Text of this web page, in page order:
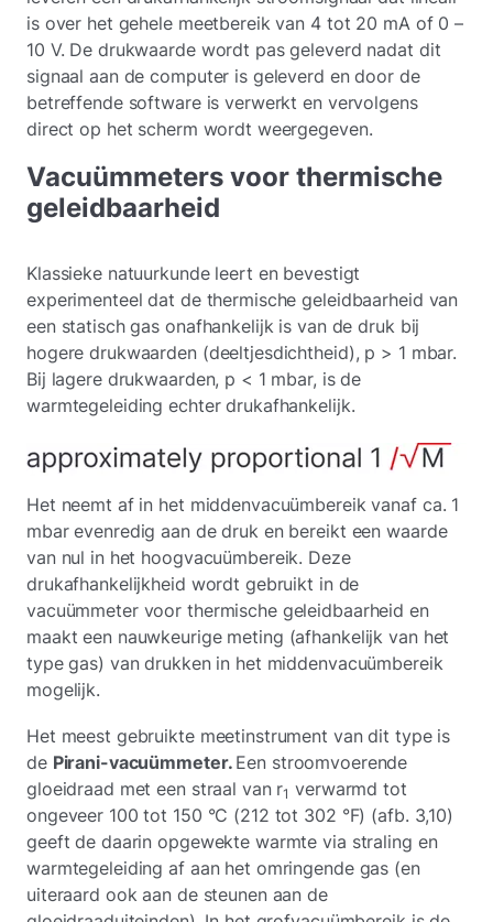
is over het gehele meetbereik van 4 tot 20 mA of 0 –
10 V. De drukwaarde wordt pas geleverd nadat dit
signaal aan de computer is geleverd en door de
betreffende software is verwerkt en vervolgens
direct op het scherm wordt weergegeven.
Vacuümmeters voor thermische
geleidbaarheid
Klassieke natuurkunde leert en bevestigt
experimenteel dat de thermische geleidbaarheid van
een statisch gas onafhankelijk is van de druk bij
hogere drukwaarden (deeltjesdichtheid), p > 1 mbar.
Bij lagere drukwaarden, p < 1 mbar, is de
warmtegeleiding echter drukafhankelijk.
Het neemt af in het middenvacuümbereik vanaf ca. 1
mbar evenredig aan de druk en bereikt een waarde
van nul in het hoogvacuümbereik. Deze
drukafhankelijkheid wordt gebruikt in de
vacuümmeter voor thermische geleidbaarheid en
maakt een nauwkeurige meting (afhankelijk van het
type gas) van drukken in het middenvacuümbereik
mogelijk.
Het meest gebruikte meetinstrument van dit type is
de Pirani-vacuümmeter. Een stroomvoerende
gloeidraad met een straal van r1 verwarmd tot
ongeveer 100 tot 150 °C (212 tot 302 °F) (afb. 3,10)
geeft de daarin opgewekte warmte via straling en
warmtegeleiding af aan het omringende gas (en
uiteraard ook aan de steunen aan de